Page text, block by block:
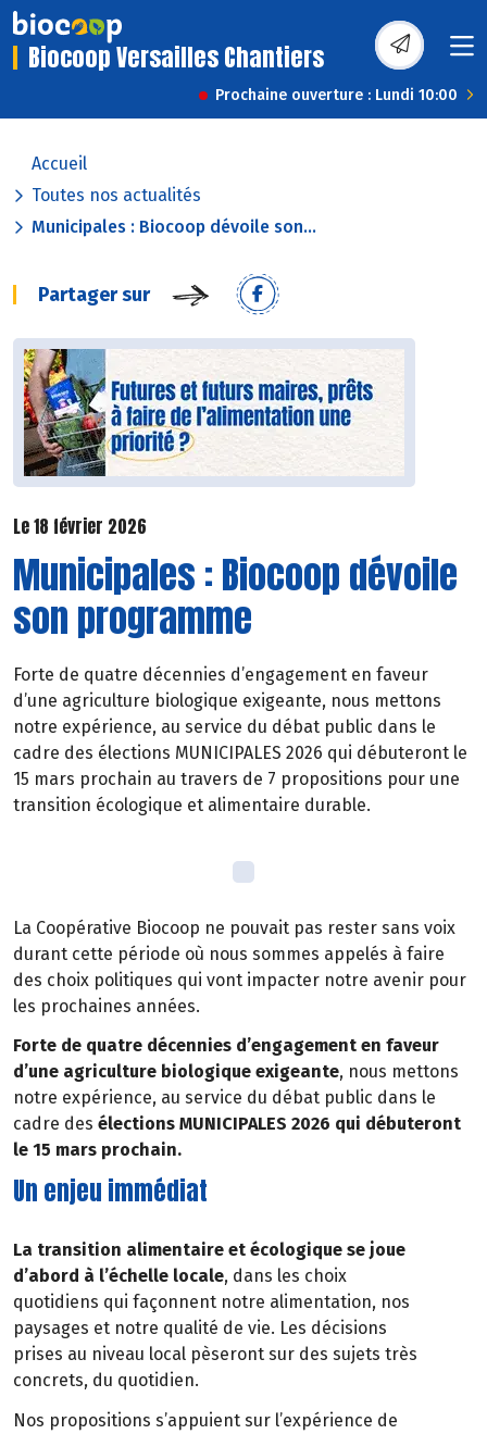
Biocoop Versailles Chantiers
Prochaine ouverture : Lundi 10:00
Accueil
Toutes nos actualités
Municipales : Biocoop dévoile son...
Partager sur
Le 18 février 2026
Municipales : Biocoop dévoile
son programme
Forte de quatre décennies d’engagement en faveur
d’une agriculture biologique exigeante, nous mettons
notre expérience, au service du débat public dans le
cadre des élections MUNICIPALES 2026 qui débuteront le
15 mars prochain au travers de 7 propositions pour une
transition écologique et alimentaire durable.
La Coopérative Biocoop ne pouvait pas rester sans voix
durant cette période où nous sommes appelés à faire
des choix politiques qui vont impacter notre avenir pour
les prochaines années.
Forte de quatre décennies d’engagement en faveur
d’une agriculture biologique exigeante, nous mettons
notre expérience, au service du débat public dans le
cadre des élections MUNICIPALES 2026 qui débuteront
le 15 mars prochain.
Un enjeu immédiat
La transition alimentaire et écologique se joue
d’abord à l’échelle locale, dans les choix
quotidiens qui façonnent notre alimentation, nos
paysages et notre qualité de vie. Les décisions
prises au niveau local pèseront sur des sujets très
concrets, du quotidien.
Nos propositions s’appuient sur l’expérience de